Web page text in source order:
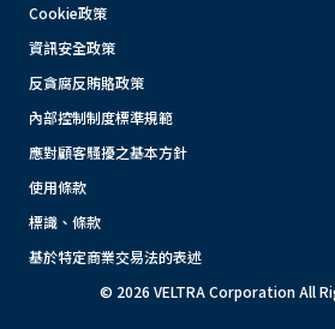
Cookie政策
資訊安全政策
反貪腐反賄賂政策
內部控制制度標準規範
應對顧客騷擾之基本方針
使用條款
標識、條款
基於特定商業交易法的表述
© 2026 VELTRA Corporation All